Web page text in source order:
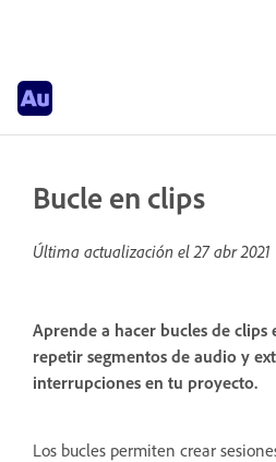
Bucle en clips
Última actualización el27 abr 2021
Aprende a hacer bucles de
repetir segmentos de audio y
interrupciones en tu proyecto.
Los bucles permiten crear